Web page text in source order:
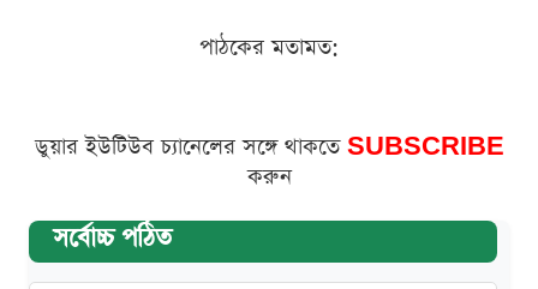
পাঠকের মতামত:
ডুয়ার ইউটিউব চ্যানেলের সঙ্গে থাকতে SUBSCRIBE
করুন
সর্বোচ্চ পঠিত